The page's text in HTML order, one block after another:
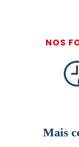
NOS
Mais